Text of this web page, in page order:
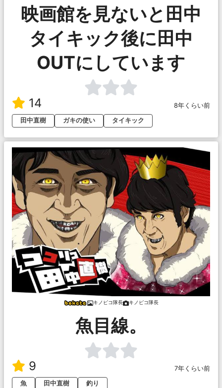
映画館を見ないと田中
タイキック後に田中
OUTにしています
14
8年くらい前
田中直樹
ガキの使い タイキック
キノピコ隊長 キノピコ隊長
魚目線。
9
7年くらい前
魚
田中直樹 釣り